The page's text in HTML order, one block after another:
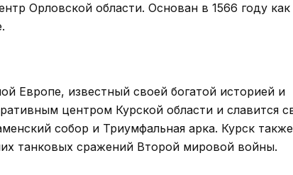
Орловской области. Основан в 1566 году как
Европе, известный своей богатой историей и
центром Курской области и славится
собор и Триумфальная арка. Курск также
танковых сражений Второй мировой войны.